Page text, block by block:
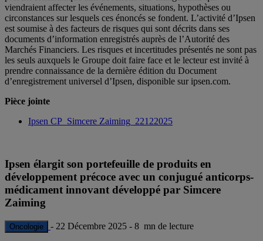
viendraient affecter les événements, situations, hypothèses ou
circonstances sur lesquels ces énoncés se fondent. L’activité d’Ipsen
est soumise à des facteurs de risques qui sont décrits dans ses
documents d’information enregistrés auprès de l’Autorité des
Marchés Financiers. Les risques et incertitudes présentés ne sont pas
les seuls auxquels le Groupe doit faire face et le lecteur est invité à
prendre connaissance de la dernière édition du Document
d’enregistrement universel d’Ipsen, disponible sur ipsen.com.
Pièce jointe
Ipsen CP_Simcere Zaiming_22122025
Ipsen élargit son portefeuille de produits en
développement précoce avec un conjugué anticorps-
médicament innovant développé par Simcere
Zaiming
Oncologie - 22 Décembre 2025 - 8 mn de lecture